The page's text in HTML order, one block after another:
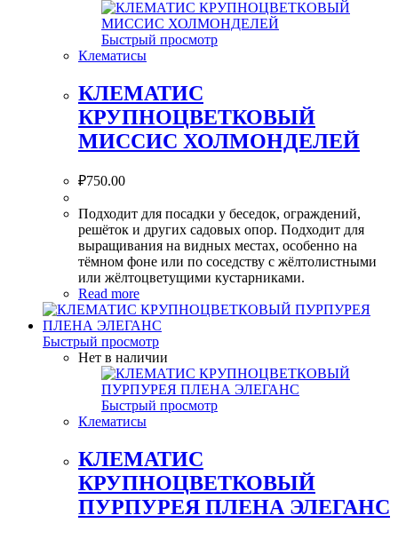
Быстрый просмотр
Клематисы
КЛЕМАТИС
КРУПНОЦВЕТКОВЫЙ
МИССИС ХОЛМОНДЕЛЕЙ
₽750.00
Подходит для посадки у беседок, ограждений,
решёток и других садовых опор. Подходит для
выращивания на видных местах, особенно на
тёмном фоне или по соседству с жёлтолистными
или жёлтоцветущими кустарниками.
Read more
Быстрый просмотр
Нет в наличии
Быстрый просмотр
Клематисы
КЛЕМАТИС
КРУПНОЦВЕТКОВЫЙ
ПУРПУРЕЯ ПЛЕНА ЭЛЕГАНС